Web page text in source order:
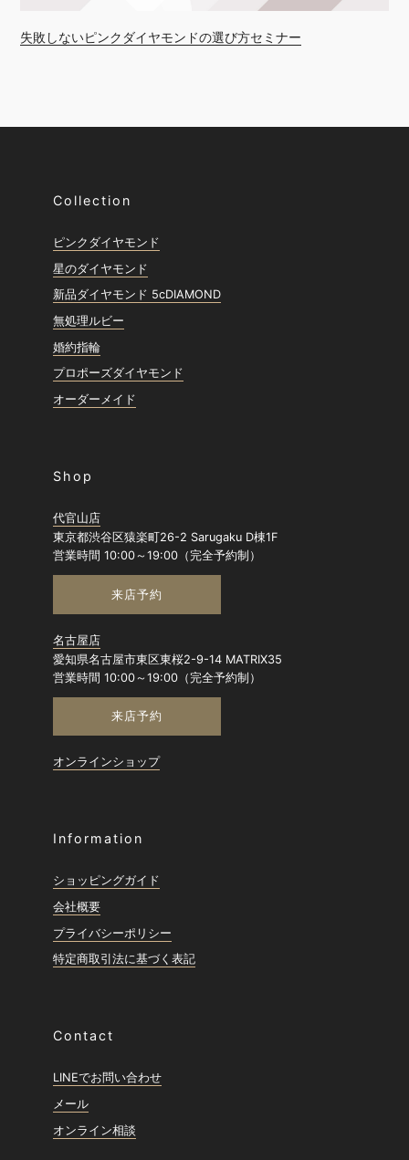
失敗しないピンクダイヤモンドの選び方セミナー
Collection
ピンクダイヤモンド
星のダイヤモンド
新品ダイヤモンド 5cDIAMOND
無処理ルビー
婚約指輪
プロポーズダイヤモンド
オーダーメイド
Shop
代官山店
東京都渋谷区猿楽町26-2 Sarugaku D棟1F
営業時間 10:00～19:00（完全予約制）
来店予約
名古屋店
愛知県名古屋市東区東桜2-9-14 MATRIX35
営業時間 10:00～19:00（完全予約制）
来店予約
オンラインショップ
Information
ショッピングガイド
会社概要
プライバシーポリシー
特定商取引法に基づく表記
Contact
LINEでお問い合わせ
メール
オンライン相談